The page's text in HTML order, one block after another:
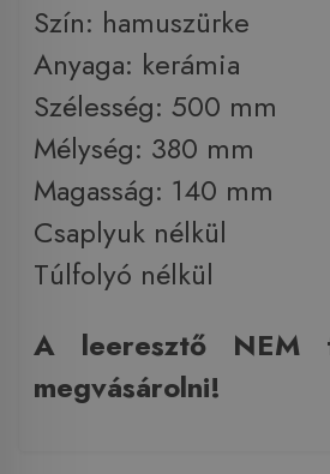
Szín: hamuszürke
Anyaga: kerámia
Szélesség: 500 mm
Mélység: 380 mm
Magasság: 140 mm
Csaplyuk nélkül
Túlfolyó nélkül
A leeresztő NEM
megvásárolni!